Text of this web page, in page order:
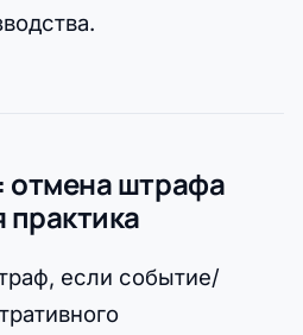
отмена штрафа
практика
если событие/